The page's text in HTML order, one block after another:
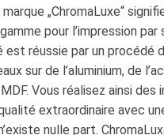
„ChromaLuxe“
pour l’impression par
réussie par un procédé
sur de l’aluminium, de
Vous réalisez ainsi des
extraordinaire avec
nulle part.